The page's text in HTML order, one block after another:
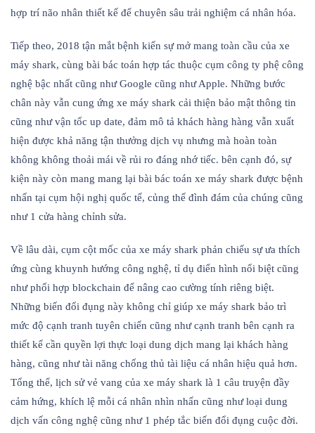
hợp trí não nhân thiết kế để chuyên sâu trải nghiệm cá nhân hóa.
Tiếp theo, 2018 tận mắt bệnh kiến sự mở mang toàn cầu của xe
máy shark, cùng bài bác toán hợp tác thuộc cụm công ty phệ công
nghệ bậc nhất cũng như Google cũng như Apple. Những bước
chân này vẫn cung ứng xe máy shark cải thiện bảo mật thông tin
cũng như vận tốc up date, đảm mô tả khách hàng hàng vẫn xuất
hiện được khả năng tận thưởng dịch vụ nhưng mà hoàn toàn
không không thoải mái về rủi ro đáng nhớ tiếc. bên cạnh đó, sự
kiện này còn mang mang lại bài bác toán xe máy shark được bệnh
nhấn tại cụm hội nghị quốc tế, củng thế đình đám của chúng cũng
như 1 cửa hàng chỉnh sửa.
Về lâu dài, cụm cột mốc của xe máy shark phản chiếu sự ưa thích
ứng cùng khuynh hướng công nghệ, tỉ dụ điển hình nổi biệt cũng
như phối hợp blockchain để nâng cao cường tính riêng biệt.
Những biến đổi đụng này không chỉ giúp xe máy shark bảo trì
mức độ cạnh tranh tuyên chiến cũng như cạnh tranh bên cạnh ra
thiết kế cần quyền lợi thực loại dung dịch mang lại khách hàng
hàng, cũng như tài năng chống thủ tài liệu cá nhân hiệu quả hơn.
Tổng thể, lịch sử vẻ vang của xe máy shark là 1 câu truyện đầy
cảm hứng, khích lệ mỗi cá nhân nhìn nhấn cũng như loại dung
dịch vấn công nghệ cũng như 1 phép tắc biến đổi đụng cuộc đời.